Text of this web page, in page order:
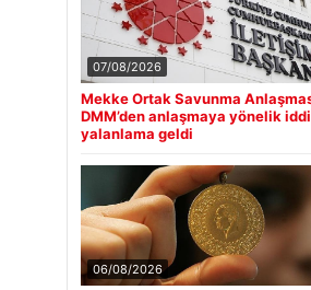
07/08/2026
Mekke Ortak Savunma
DMM’den anlaşmaya yönelik
yalanlama geldi
06/08/2026